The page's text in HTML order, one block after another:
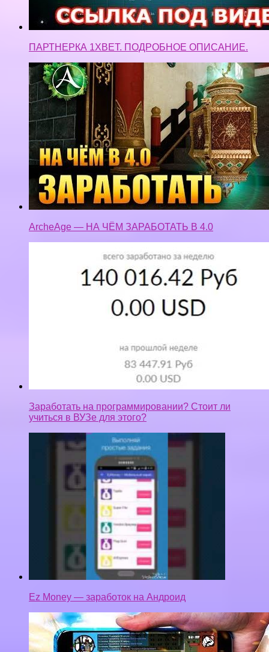
ПАРТНЕРКА 1XBET. ПОДРОБНОЕ ОПИСАНИЕ.
ArcheAge — НА ЧЁМ ЗАРАБОТАТЬ В 4.0
Заработать на программировании? Стоит ли
учиться в ВУЗе для этого?
Ez Money — заработок на Андроид